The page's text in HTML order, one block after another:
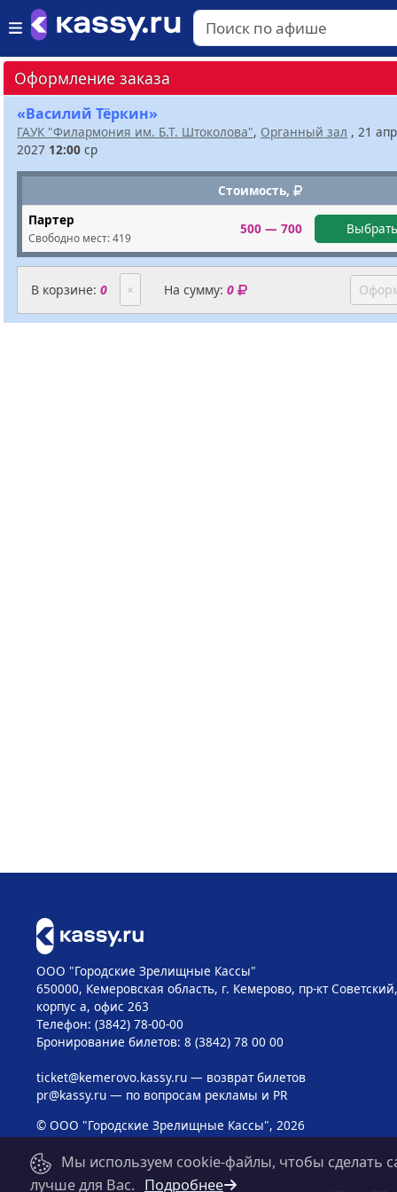
Оформление заказа
«Василий Тёркин»
ГАУК "Филармония им. Б.Т. Штоколова", Органный зал , 21
2027 12:00 ср
Стоимость,
Партер
Свободно мест:419
500 — 700
В корзине: 0 × На сумму:0
ООО "Городские Зрелищные Кассы"
650000, Кемеровская область, г. Кемерово, пр-кт
корпус а, офис 263
Телефон: (3842) 78-00-00
Бронирование билетов: 8 (3842) 78 00 00
ticket@kemerovo.kassy.ru— возврат билетов
pr@kassy.ru— по вопросам рекламы и PR
© ООО "Городские Зрелищные Кассы", 2026
Мы используем cookie-файлы, чтобы сделать
лучше для Вас. Подробнее